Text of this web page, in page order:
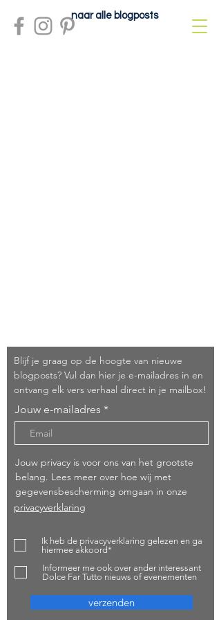
naar alle blogposts
Blijf je graag op de hoogte van nieuwe
blogposts? Vul dan hier je e-mailadres in en
ontvang elk vers verhaal direct in je mailbox!
Jouw e-mailadres
privacyverklaring
Jouw privacy is voor ons van het grootste
belang. Lees meer over hoe wij met
gegevensbescherming omgaan in onze
Ik heb de privacyverklaring gelezen en ga
hiermee akkoord*
Informeer me ook over ander interessant
Dolce Far Tutto nieuws of evenementen
verzenden